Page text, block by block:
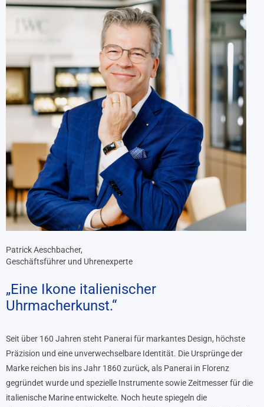
Patrick Aeschbacher,
Geschäftsführer und Uhrenexperte
„Eine Ikone italienischer
Uhrmacherkunst.“
Seit über 160 Jahren steht Panerai für markantes Design, höchste
Präzision und eine unverwechselbare Identität. Die Ursprünge der
Marke reichen bis ins Jahr 1860 zurück, als Panerai in Florenz
gegründet wurde und spezielle Instrumente sowie Zeitmesser für die
italienische Marine entwickelte. Noch heute spiegeln die